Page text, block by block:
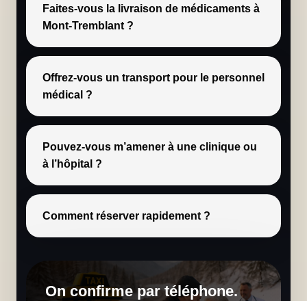
Faites-vous la livraison de médicaments à
Mont-Tremblant ?
Offrez-vous un transport pour le personnel
médical ?
Pouvez-vous m’amener à une clinique ou
à l’hôpital ?
Comment réserver rapidement ?
On confirme par téléphone.